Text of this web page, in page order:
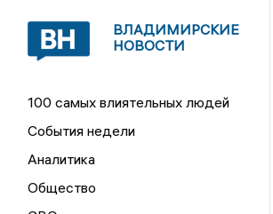
ВЛАДИМИРСКИЕ
НОВОСТИ
100 самых влиятельных людей
События недели
Аналитика
Общество